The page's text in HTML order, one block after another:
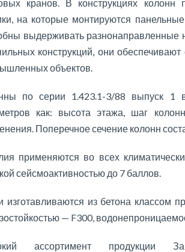
кранов. В конструкциях колонн
на которые монтируются
выдерживать разнонаправленные
конструкций, они
объектов.
по серии 1.423.1-3/88 выпуск 1
как: высота этажа, шаг
Поперечное сечение колонн
применяются во всех
сейсмоактивностью до 7 баллов.
изготавливаются из бетона классом
— F300,
ассортимент продукции